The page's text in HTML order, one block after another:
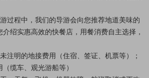
过程中，我们的导游会向您推荐地道美味的
绍实惠高效的快餐店，用餐消费自主选择，
注明的地接费用（住宿、签证、机票等）；
缆车、观光游船等）